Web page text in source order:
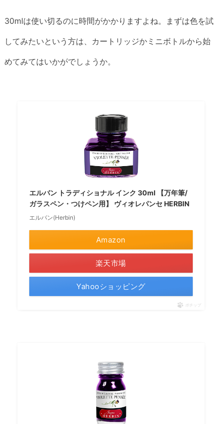
30mlは使い切るのに時間がかかりますよね。まずは色を試
してみたいという方は、カートリッジかミニボトルから始
めてみてはいかがでしょうか。
エルバン トラディショナル インク 30ml 【万年筆/
ガラスペン・つけペン用】 ヴィオレパンセ HERBIN
エルバン(Herbin)
Amazon
楽天市場
Yahooショッピング
ポチップ